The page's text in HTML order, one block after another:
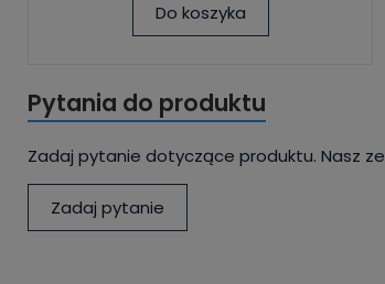
Do koszyka
Pytania do produktu
Zadaj pytanie dotyczące produktu. Nasz
Zadaj pytanie